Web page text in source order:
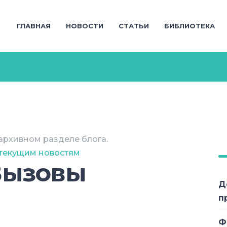
ГЛАВНАЯ НОВОСТИ СТАТЬИ БИБЛИОТЕКА
разделе блога.
новостям